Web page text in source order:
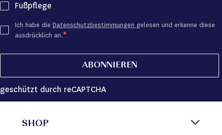
Fußpflege
Ich habe die Datenschutzbestimmungen gelesen und erkenne diese
ausdrücklich an.
ABONNIEREN
geschützt durch reCAPTCHA
SHOP